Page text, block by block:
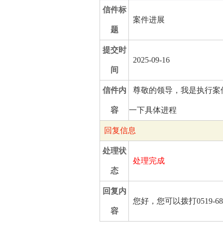
信件标
题
案件进展
提交时
间
2025-09-16
信件内
容
尊敬的领导，我是执行案
一下具体进程
回复信息
处理状
态
处理完成
回复内
容
您好，您可以拨打0519-